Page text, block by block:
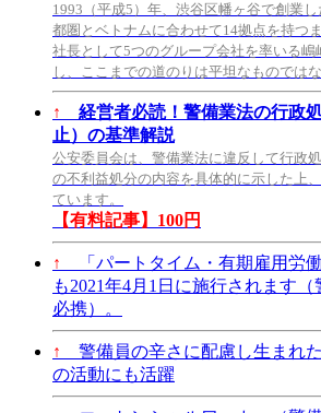
1993（平成5）年、渋谷区幡ヶ谷で創業
都圏とベトナムに合わせて14拠点を持つ
社長として5つのグループ会社を率いる嶋
し、ここまでの道のりは平坦なものではな
↑
経営者必読！警備業法の行政
止）の基準解説
公安委員会は、警備業法に違反して行政
の不利益処分の内容を具体的に示した上
ています。
【有料記事】100円
↑
「パートタイム・有期雇用労
も2021年4月1日に施行されます
必携）。
↑
警備員の辛さに配慮し生まれ
の活動にも活躍